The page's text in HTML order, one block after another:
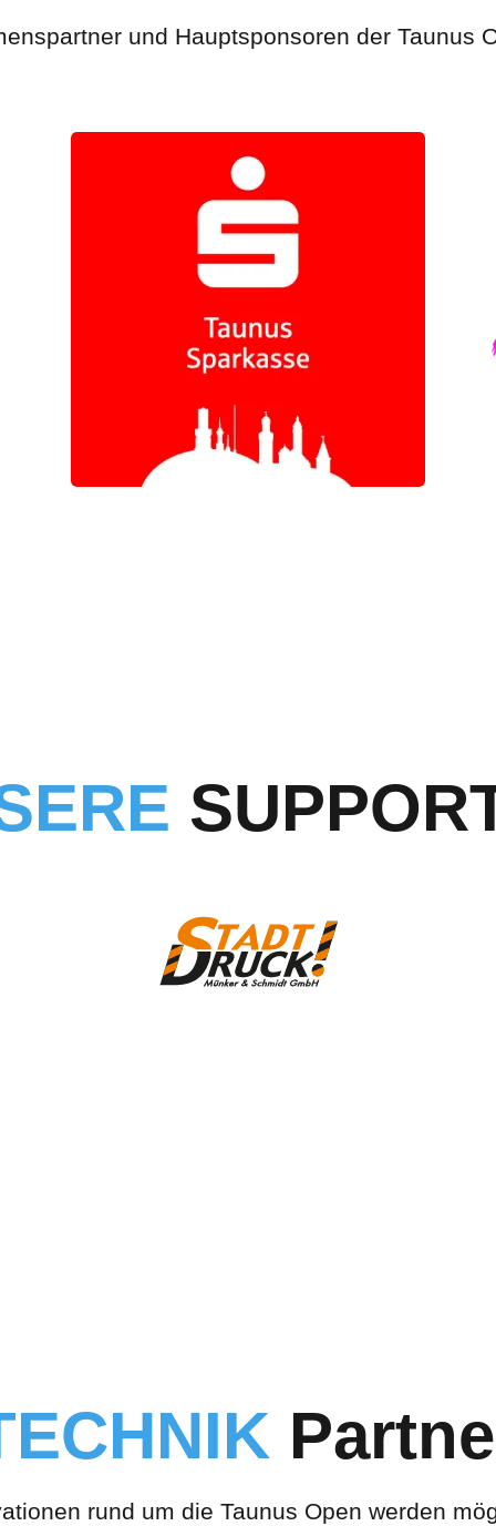
und Hauptsponsoren der Taunus
rund um die Taunus Open werden